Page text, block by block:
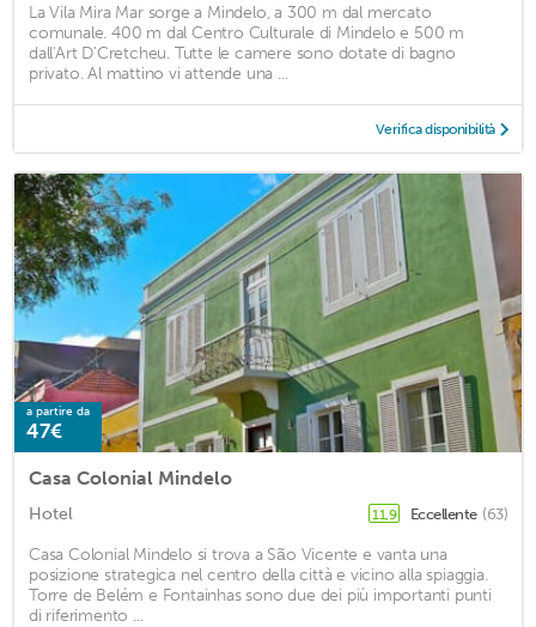
La Vila Mira Mar sorge a Mindelo, a 300 m dal mercato
comunale. 400 m dal Centro Culturale di Mindelo e 500 m
dall'Art D'Cretcheu. Tutte le camere sono dotate di bagno
privato. Al mattino vi attende una ...
Verifica disponibilità
a partire da
47€
Casa Colonial Mindelo
Hotel 11,9 Eccellente (63)
Casa Colonial Mindelo si trova a São Vicente e vanta una
posizione strategica nel centro della città e vicino alla spiaggia.
Torre de Belém e Fontainhas sono due dei più importanti punti
di riferimento ...